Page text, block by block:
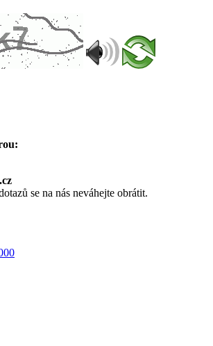
se na nás neváhejte obrátit.